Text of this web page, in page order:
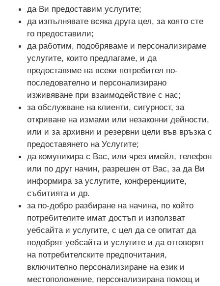
да Ви предоставим услугите;
да изпълнявате всяка друга цел, за която сте
го предоставили;
да работим, подобряваме и персонализираме
услугите, които предлагаме, и да
предоставяме на всеки потребител по-
последователно и персонализирано
изживяване при взаимодействие с нас;
за обслужване на клиенти, сигурност, за
откриване на измами или незаконни дейности,
или и за архивни и резервни цели във връзка с
предоставянето на Услугите;
да комуникира с Вас, или чрез имейл, телефон
или по друг начин, разрешен от Вас, за да Ви
информира за услугите, конференциите,
събитията и др.
за по-добро разбиране на начина, по който
потребителите имат достъп и използват
уебсайта и услугите, с цел да се опитат да
подобрят уебсайта и услугите и да отговорят
на потребителските предпочитания,
включително персонализиране на език и
местоположение, персонализирана помощ и